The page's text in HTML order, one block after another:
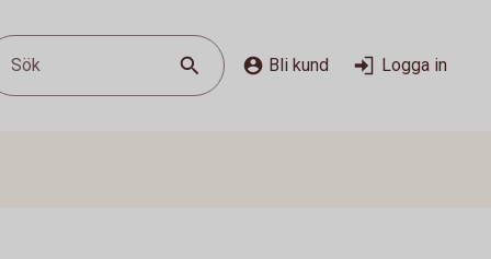
Sök Bli kund Logga in